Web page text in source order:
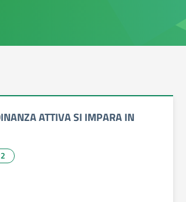
ATTIVA SI IMPARA IN